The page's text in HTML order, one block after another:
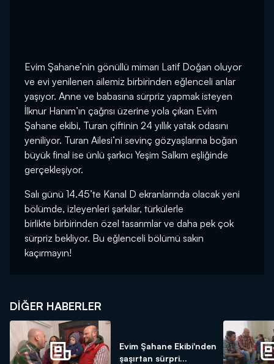
Evim Şahane’nin gönüllü mimarı Latif Doğan oluyor
ve evi yenilenen ailemiz birbirinden eğlenceli anlar
yaşıyor. Anne ve babasına sürpriz yapmak isteyen
İlknur Hanım’ın çağrısı üzerine yola çıkan Evim
Şahane ekibi, Turan çiftinin 24 yıllık yatak odasını
yeniliyor. Turan Ailesi’ni sevinç gözyaşlarına boğan
büyük final ise ünlü şarkıcı Yeşim Salkım eşliğinde
gerçekleşiyor.
Salı günü 14.45’te Kanal D ekranlarında olacak yeni
bölümde, izleyenleri şarkılar, türkülerle
birlikte birbirinden özel tasarımlar ve daha pek çok
sürpriz bekliyor. Bu eğlenceli bölümü sakın
kaçırmayın!
DIĞER HABERLER
Evim Şahane Ekibi'nden
şaşırtan sürpri...